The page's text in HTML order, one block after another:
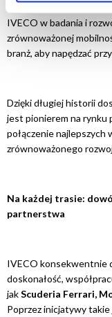
Jeśli akceptujesz
kliknij na "Zezwól
Jeśli chcesz
typy opcjonalnych
Zmiany w
chwili.
IVECO w badania i
zrównoważonej
branż, aby napędzać
Dzięki długiej historii
jest pionierem na rynku
połączenie najlepszych
zrównoważonego
Na każdej trasie:
partnerstwa
IVECO konsekwentnie
doskonałość,
jakScuderia Ferrari,
Poprzez inicjatywy